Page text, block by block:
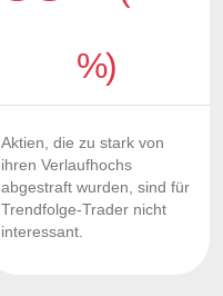
%)
Aktien, die zu stark von
ihren Verlaufhochs
abgestraft wurden, sind für
Trendfolge-Trader nicht
interessant.